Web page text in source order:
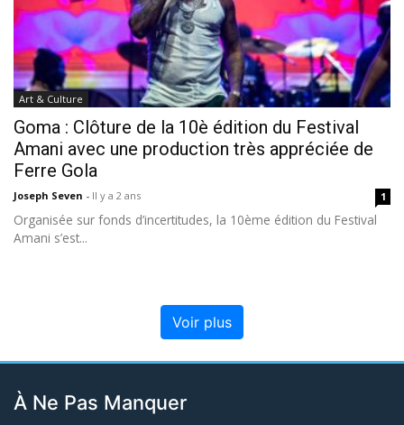
Art & Culture
Goma : Clôture de la 10è édition du Festival
Amani avec une production très appréciée de
Ferre Gola
Joseph Seven - Il y a 2 ans 1
Organisée sur fonds d’incertitudes, la 10ème édition du Festival
Amani s’est...
Voir plus
À Ne Pas Manquer